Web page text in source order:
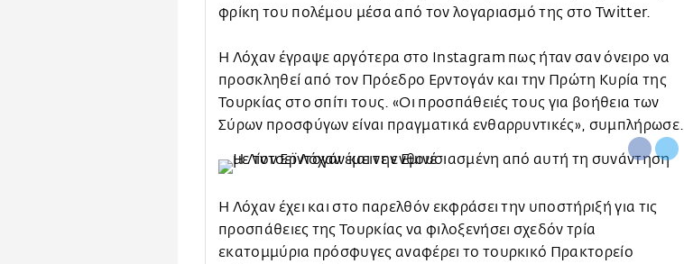
φρίκη του πολέμου μέσα από τον λογαριασμό της στο Twitter.
Η Λόχαν έγραψε αργότερα στο Instagram πως ήταν σαν όνειρο να
προσκληθεί από τον Πρόεδρο Ερντογάν και την Πρώτη Κυρία της
Τουρκίας στο σπίτι τους. «Οι προσπάθειές τους για βοήθεια των
Σύρων προσφύγων είναι πραγματικά ενθαρρυντικές», συμπλήρωσε.
Η Λόχαν έχει και στο παρελθόν εκφράσει την υποστήριξή για τις
προσπάθειες της Τουρκίας να φιλοξενήσει σχεδόν τρία
εκατομμύρια πρόσφυγες αναφέρει το τουρκικό Πρακτορείο